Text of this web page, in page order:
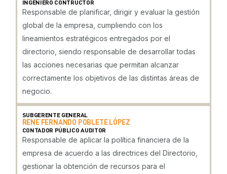
INGENIERO CONTRUCTOR
Responsable de planificar, dirigir y evaluar la gestión
global de la empresa, cumpliendo con los
lineamientos estratégicos entregados por el
directorio, siendo responsable de desarrollar todas
las acciones necesarias que permitan alcanzar
correctamente los objetivos de las distintas áreas de
negocio.
SUBGERENTE GENERAL
RENE FERNANDO POBLETE LÓPEZ
CONTADOR PÚBLICO AUDITOR
Responsable de aplicar la política financiera de la
empresa de acuerdo a las directrices del Directorio,
gestionar la obtención de recursos para el